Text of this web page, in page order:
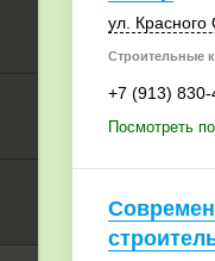
ул. Красного
Строительные
+7 (913) 830-
Посмотреть